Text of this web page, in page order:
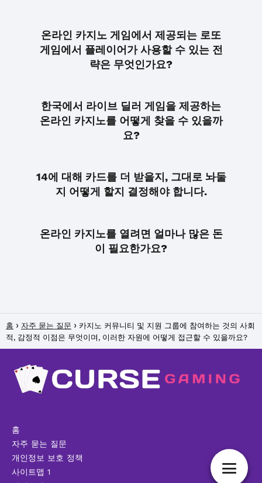
온라인 카지노 게임에서 제공되는 로또
게임에서 플레이어가 사용할 수 있는 전
략은 무엇인가요?
한국에서 라이브 딜러 게임을 제공하는
온라인 카지노를 어떻게 찾을 수 있을까
요?
14에 대해 카드를 더 받을지, 그대로 놔둘
지 어떻게 할지 결정해야 합니다.
온라인 카지노를 열려면 얼마나 많은 돈
이 필요한가요?
홈 자주 묻는 질문
카지노 커뮤니티 및 지원 그룹에 참여하는 것의 사회
적, 감정적 이점은 무엇이며, 이러한 자원에 어떻게 접근할 수 있을까요?
홈
자주 묻는 질문
개인정보 보호 정책
사이트맵 1